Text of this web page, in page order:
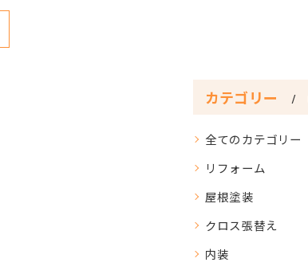
カテゴリー
全てのカテゴリー
リフォーム
屋根塗装
クロス張替え
内装